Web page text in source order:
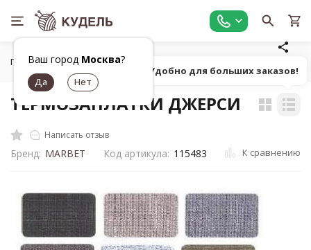
Ваш город Москва?
Главная Фурнитура для рукоделия
ТЕРМОЗАПЛАТКИ ДЖЕРСИ
Написать отзыв
Бренд: MARBET Код артикула: 115483 К сравнению
Попробуй! Удобно для больших заказов!